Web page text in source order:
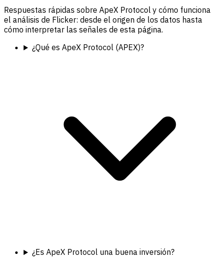
Respuestas rápidas sobre ApeX Protocol y cómo funciona
el análisis de Flicker: desde el origen de los datos hasta
cómo interpretar las señales de esta página.
¿Qué es ApeX Protocol (APEX)?
¿Es ApeX Protocol una buena inversión?